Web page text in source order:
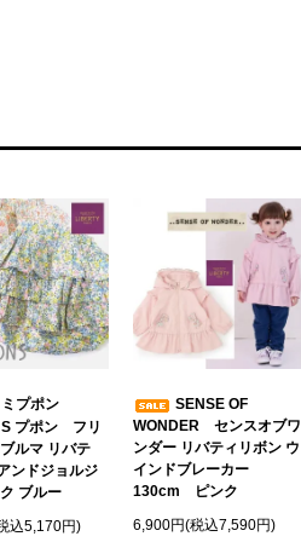
プポン
プポン フリ
ルマ リバテ
ンドジョルジ
ブルー
込5,170円)
SENSE OF
WONDER センスオブワ
ンダー リバティリボン ウ
インドブレーカー
130cm ピンク
6,900円(税込7,590円)